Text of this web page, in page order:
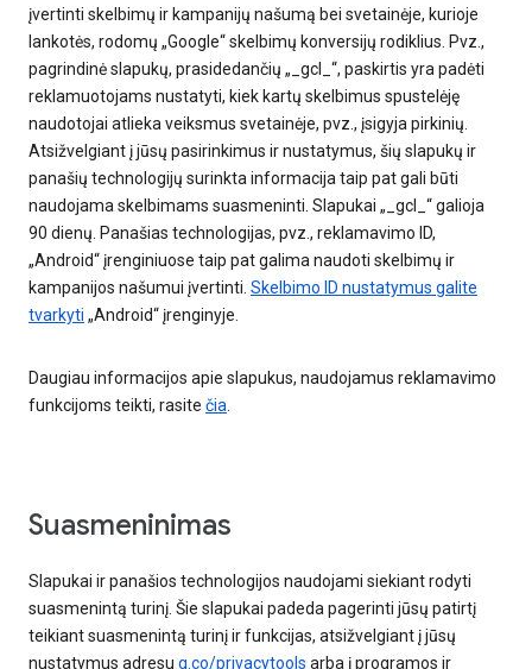
įvertinti skelbimų ir kampanijų našumą bei svetainėje, kurioje
lankotės, rodomų „Google“ skelbimų konversijų rodiklius. Pvz.,
pagrindinė slapukų, prasidedančių „_gcl_“, paskirtis yra padėti
reklamuotojams nustatyti, kiek kartų skelbimus spustelėję
naudotojai atlieka veiksmus svetainėje, pvz., įsigyja pirkinių.
Atsižvelgiant į jūsų pasirinkimus ir nustatymus, šių slapukų ir
panašių technologijų surinkta informacija taip pat gali būti
naudojama skelbimams suasmeninti. Slapukai „_gcl_“ galioja
90 dienų. Panašias technologijas, pvz., reklamavimo ID,
„Android“ įrenginiuose taip pat galima naudoti skelbimų ir
kampanijos našumui įvertinti. Skelbimo ID nustatymus galite
tvarkyti „Android“ įrenginyje.
Daugiau informacijos apie slapukus, naudojamus reklamavimo
funkcijoms teikti, rasite čia.
Suasmeninimas
Slapukai ir panašios technologijos naudojami siekiant rodyti
suasmenintą turinį. Šie slapukai padeda pagerinti jūsų patirtį
teikiant suasmenintą turinį ir funkcijas, atsižvelgiant į jūsų
nustatymus adresu g.co/privacytools arba į programos ir